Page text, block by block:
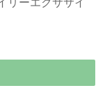
リーエクササイ